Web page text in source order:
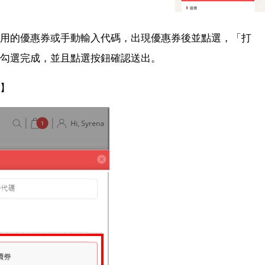
的優惠券或手動輸入代碼，出現優惠券後並點選，「打
選完成，並且點選按鈕確認送出。